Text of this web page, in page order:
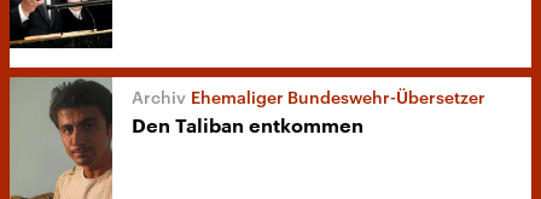
Ehemaliger Bundeswehr-Übersetzer
Den Taliban entkommen